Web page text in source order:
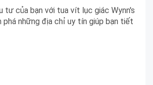
tư của bạn với tua vít lục giác Wynn's
phá những địa chỉ uy tín giúp bạn tiết